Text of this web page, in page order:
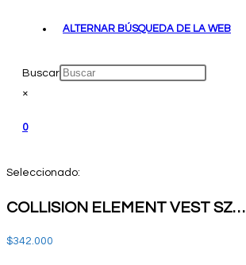
ALTERNAR BÚSQUEDA DE LA WEB
Buscar
×
0
Seleccionado:
COLLISION ELEMENT VEST SZ…
$342.000